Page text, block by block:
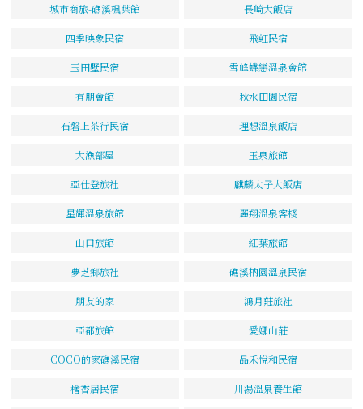
城市商旅-礁溪楓葉館 長崎大飯店
四季映象民宿 飛虹民宿
玉田墅民宿 雪峰蝶戀溫泉會館
有朋會館 秋水田園民宿
石磐上茶行民宿 理想溫泉飯店
大漁部屋 玉泉旅館
亞仕登旅社 麒麟太子大飯店
星輝溫泉旅館 麗翔溫泉客棧
山口旅館 紅葉旅館
夢芝鄉旅社 礁溪枘園溫泉民宿
朋友的家 鴻月莊旅社
亞都旅館 愛娜山莊
COCO的家礁溪民宿 品禾悅和民宿
檜香居民宿 川湯溫泉養生館